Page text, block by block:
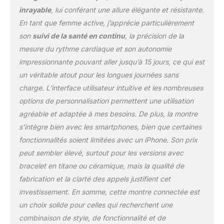
plongée en temps réel,
notamment la vitesse, la
profondeur et la durée
des plongées Plus de
d'entraînement : Avec
plus de 100 types
d'entraînement au choix,
telles que la course à
l'escalade, la natation en
salle, le ski, etc., vous
pouvez prendre la route
ou tracer un nouveau
chemin, d'une simple
pression sur l'écran La
HUAWEI WATCH GT 3
Pro a amené la gestion
de la santé cardiaque à
un nouveau niveau et
prend en charge une
multitude de
inrayable, lui conférant une allure élégante et résistante.
En tant que femme active, j’apprécie particulièrement
son suivi de la santé en continu, la précision de la
mesure du rythme cardiaque et son autonomie
impressionnante pouvant aller jusqu’à 15 jours, ce qui est
un véritable atout pour les longues journées sans
charge. L’interface utilisateur intuitive et les nombreuses
options de personnalisation permettent une utilisation
agréable et adaptée à mes besoins. De plus, la montre
s’intègre bien avec les smartphones, bien que certaines
fonctionnalités soient limitées avec un iPhone. Son prix
peut sembler élevé, surtout pour les versions avec
bracelet en titane ou céramique, mais la qualité de
fabrication et la clarté des appels justifient cet
investissement. En somme, cette montre connectée est
un choix solide pour celles qui recherchent une
combinaison de style, de fonctionnalité et de